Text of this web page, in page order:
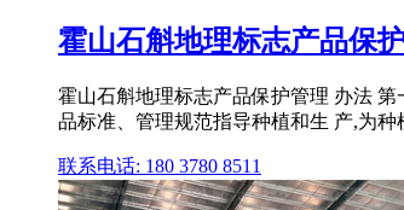
霍山石斛地理标志产品保
霍山石斛地理标志产品保护管理 办法
品标准、管理规范指导种植和生 产,为种
联系电话: 180 3780 8511